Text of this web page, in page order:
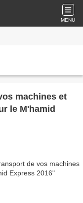
MENU
machines et
le M'hamid